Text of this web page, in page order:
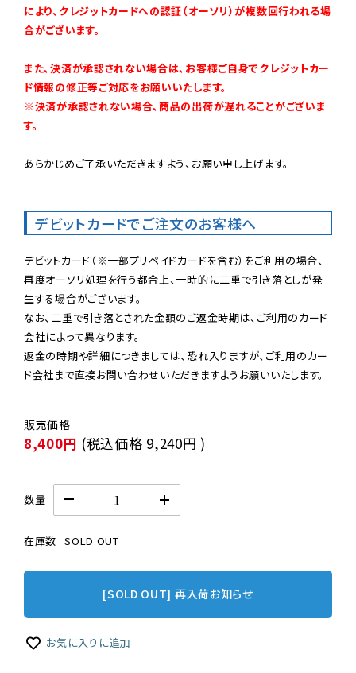
により、クレジットカードへの認証（オーソリ）が複数回行われる場
合がございます。
また、決済が承認されない場合は、お客様ご自身でクレジットカー
ド情報の修正等ご対応をお願いいたします。
※決済が承認されない場合、商品の出荷が遅れることがございま
す。
あらかじめご了承いただきますよう、お願い申し上げます。
デビットカードでご注文のお客様へ
デビットカード（※一部プリペイドカードを含む）をご利用の場合、
再度オーソリ処理を行う都合上、一時的に二重で引き落としが発
生する場合がございます。
なお、二重で引き落とされた金額のご返金時期は、ご利用のカード
会社によって異なります。
返金の時期や詳細につきましては、恐れ入りますが、ご利用のカー
ド会社まで直接お問い合わせいただきますようお願いいたします。
8,400円 (税込価格 9,240円 )
数量
在庫数 SOLD OUT
[SOLD OUT] 再入荷お知らせ
お気に入りに追加